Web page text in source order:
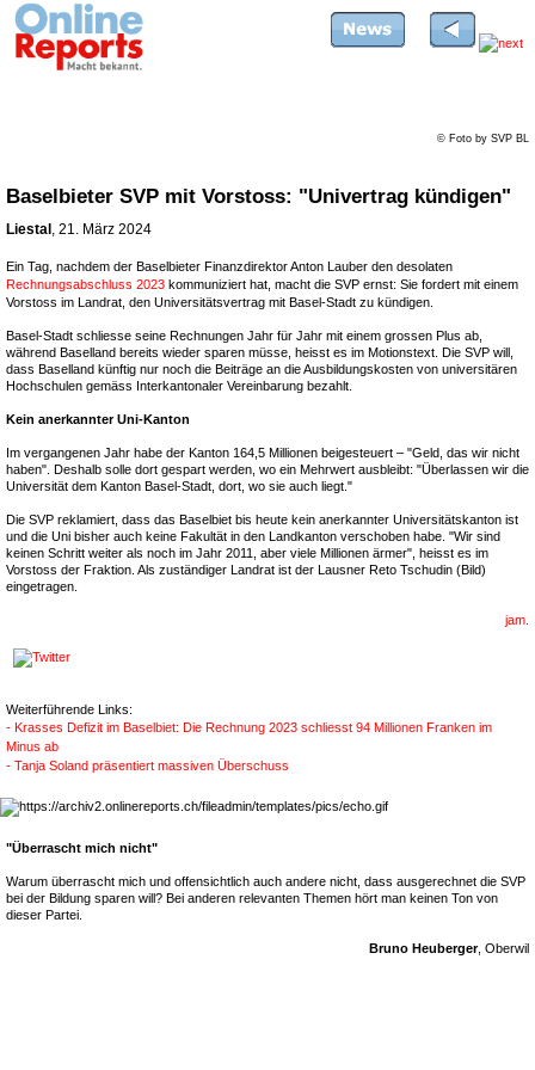
© Foto by SVP BL
Baselbieter SVP mit Vorstoss: "Univertrag kündigen"
Liestal , 21. März 2024
Ein Tag, nachdem der Baselbieter Finanzdirektor Anton Lauber den desolaten
Rechnungsabschluss 2023 kommuniziert hat, macht die SVP ernst: Sie fordert mit einem
Vorstoss im Landrat, den Universitätsvertrag mit Basel-Stadt zu kündigen.
Basel-Stadt schliesse seine Rechnungen Jahr für Jahr mit einem grossen Plus ab,
während Baselland bereits wieder sparen müsse, heisst es im Motionstext. Die SVP will,
dass Baselland künftig nur noch die Beiträge an die Ausbildungskosten von universitären
Hochschulen gemäss Interkantonaler Vereinbarung bezahlt.
Kein anerkannter Uni-Kanton
Im vergangenen Jahr habe der Kanton 164,5 Millionen beigesteuert – "Geld, das wir nicht
haben". Deshalb solle dort gespart werden, wo ein Mehrwert ausbleibt: "Überlassen wir die
Universität dem Kanton Basel-Stadt, dort, wo sie auch liegt."
Die SVP reklamiert, dass das Baselbiet bis heute kein anerkannter Universitätskanton ist
und die Uni bisher auch keine Fakultät in den Landkanton verschoben habe. "Wir sind
keinen Schritt weiter als noch im Jahr 2011, aber viele Millionen ärmer", heisst es im
Vorstoss der Fraktion. Als zuständiger Landrat ist der Lausner Reto Tschudin (Bild)
eingetragen.
jam.
Weiterführende Links:
- Krasses Defizit im Baselbiet: Die Rechnung 2023 schliesst 94 Millionen Franken im
Minus ab
- Tanja Soland präsentiert massiven Überschuss
"Überrascht mich nicht"
Warum überrascht mich und offensichtlich auch andere nicht, dass ausgerechnet die SVP
bei der Bildung sparen will? Bei anderen relevanten Themen hört man keinen Ton von
dieser Partei.
Bruno Heuberger, Oberwil